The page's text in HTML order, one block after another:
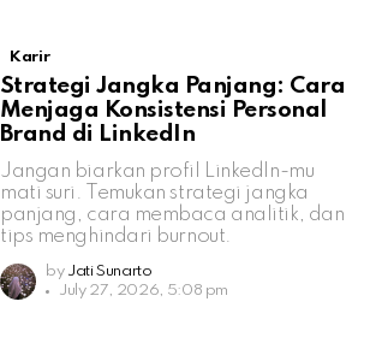
Karir
Strategi Jangka Panjang: Cara
Menjaga Konsistensi Personal
Brand di LinkedIn
Jangan biarkan profil LinkedIn-mu
mati suri. Temukan strategi jangka
panjang, cara membaca analitik, dan
tips menghindari burnout.
by Jati Sunarto
July 27, 2026, 5:08 pm